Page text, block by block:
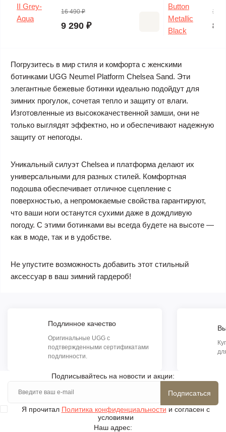
16 490 ₽
9 290 ₽
15
8
Погрузитесь в мир стиля и комфорта с женскими
ботинками UGG Neumel Platform Chelsea Sand. Эти
элегантные бежевые ботинки идеально подойдут для
зимних прогулок, сочетая тепло и защиту от влаги.
Изготовленные из высококачественной замши, они не
только выглядят эффектно, но и обеспечивают надежную
защиту от непогоды.
Уникальный силуэт Chelsea и платформа делают их
универсальными для разных стилей. Комфортная
подошва обеспечивает отличное сцепление с
поверхностью, а непромокаемые свойства гарантируют,
что ваши ноги останутся сухими даже в дождливую
погоду. С этими ботинками вы всегда будете на высоте —
как в моде, так и в удобстве.
Не упустите возможность добавить этот стильный
аксессуар в ваш зимний гардероб!
Подлинное качество
Оригинальные UGG с
подтвержденными сертификатами
подлинности.
Подписывайтесь на новости и акции:
Подписаться
Я прочитал Политика конфиденциальности и согласен с
условиями
Наш адрес: